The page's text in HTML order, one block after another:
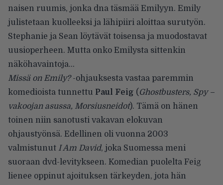
naisen ruumis, jonka dna täsmää Emilyyn. Emily
julistetaan kuolleeksi ja lähipiiri aloittaa surutyön.
Stephanie ja Sean löytävät toisensa ja muodostavat
uusioperheen. Mutta onko Emilysta sittenkin
näköhavaintoja…
Missä on Emily?-ohjauksesta vastaa paremmin
komedioista tunnettu Paul Feig ( Ghostbusters, Spy –
vakoojan asussa, Morsiusneidot). Tämä on hänen
toinen niin sanotusti vakavan elokuvan
ohjaustyönsä. Edellinen oli vuonna 2003
valmistunut I Am David, joka Suomessa meni
suoraan dvd-levitykseen. Komedian puolelta Feig
lienee oppinut ajoituksen tärkeyden, jota hän